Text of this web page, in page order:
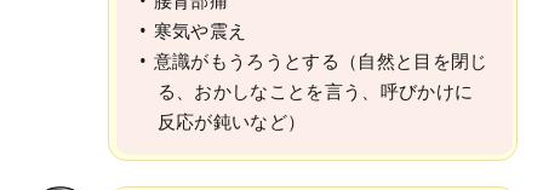
寒気や震え
意識がもうろうとする（自然と目を閉じ
る、おかしなことを言う、呼びかけに
反応が鈍いなど）